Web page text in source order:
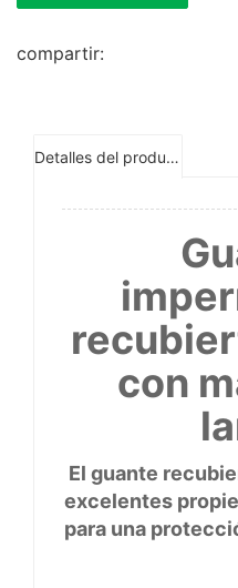
compartir:
Detalles del producto
con
El guante
excelentes
para una